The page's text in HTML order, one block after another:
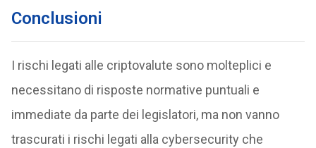
Conclusioni
I rischi legati alle criptovalute sono molteplici e
necessitano di risposte normative puntuali e
immediate da parte dei legislatori, ma non vanno
trascurati i rischi legati alla cybersecurity che